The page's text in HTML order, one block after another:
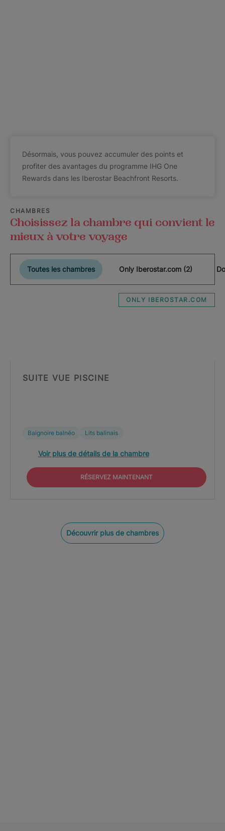
Désormais, vous pouvez accumuler des points et
profiter des avantages du programme IHG One
Rewards dans les Iberostar Beachfront Resorts.
CHAMBRES
Choisissez la chambre qui convient le
mieux à votre voyage
Toutes les chambres Only Iberostar.com (2)
ONLY IBEROSTAR.COM
SUITE VUE PISCINE
Baignoire balnéo Lits balinais
Voir plus de détails de la chambre
RÉSERVEZ MAINTENANT
Découvrir plus de chambres